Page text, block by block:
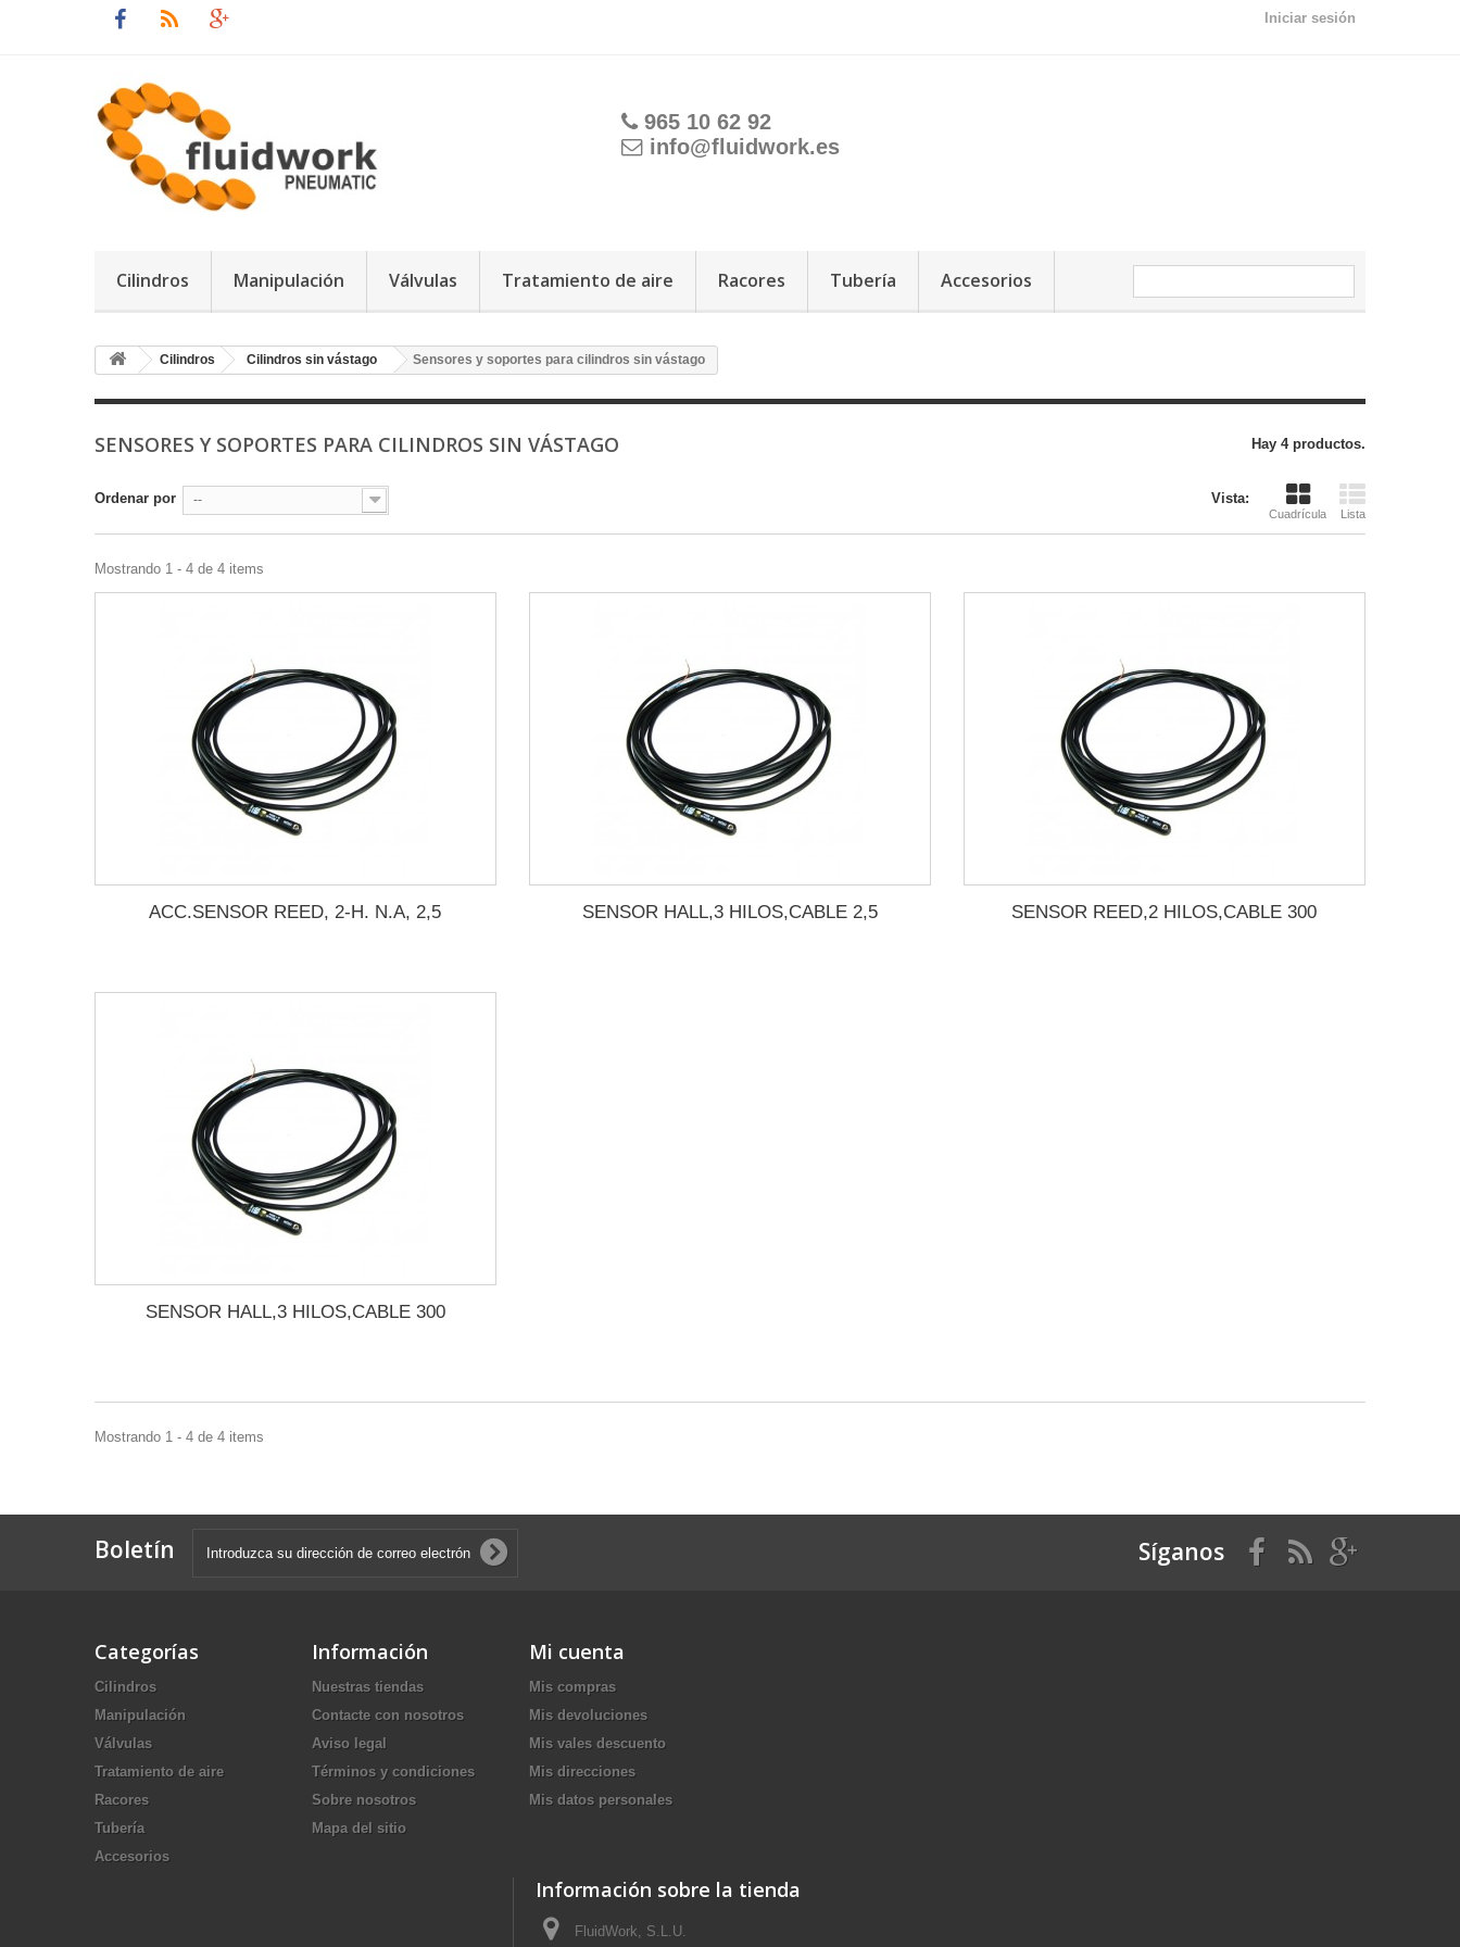
Iniciar sesión
965 10 62 92
info@fluidwork.es
Cilindros Manipulación Válvulas Tratamiento de aire Racores Tubería Accesorios
Cilindros Cilindros sin vástago Sensores y soportes para cilindros sin vástago
SENSORES Y SOPORTES PARA CILINDROS SIN VÁSTAGO Hay 4 productos.
Vista:
Cuadrícula Lista
Ordenar por --
Mostrando 1 - 4 de 4 items
ACC.SENSOR REED, 2-H. N.A, 2,5 SENSOR HALL,3 HILOS,CABLE 2,5 SENSOR REED,2 HILOS,CABLE 300
SENSOR HALL,3 HILOS,CABLE 300
Mostrando 1 - 4 de 4 items
Boletín Síganos
Categorías
Cilindros
Manipulación
Válvulas
Tratamiento de aire
Racores
Tubería
Accesorios
Información
Nuestras tiendas
Contacte con nosotros
Aviso legal
Términos y condiciones
Sobre nosotros
Mapa del sitio
Mi cuenta
Mis compras
Mis devoluciones
Mis vales descuento
Mis direcciones
Mis datos personales
Información sobre la tienda
FluidWork, S.L.U.